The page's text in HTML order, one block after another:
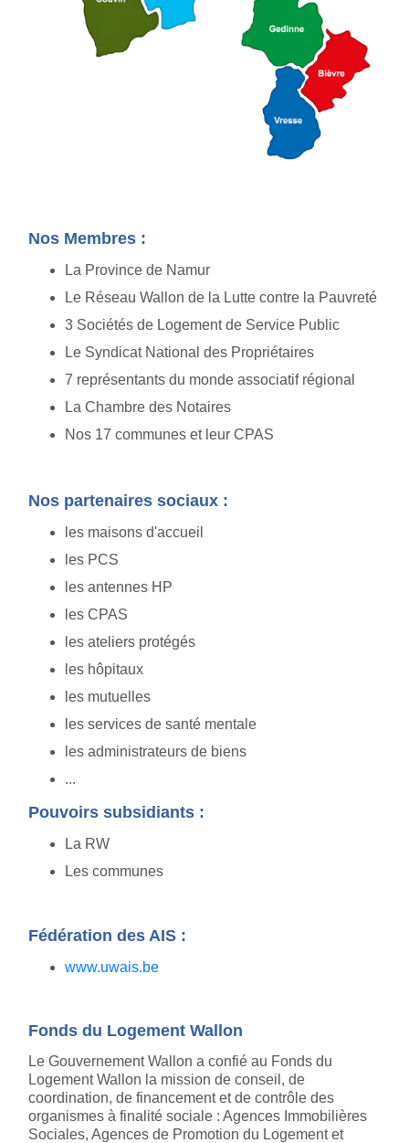
Nos Membres :
La Province de Namur
Le Réseau Wallon de la Lutte contre la Pauvreté
3 Sociétés de Logement de Service Public
Le Syndicat National des Propriétaires
7 représentants du monde associatif régional
La Chambre des Notaires
Nos 17 communes et leur CPAS
Nos partenaires sociaux :
les maisons d'accueil
les PCS
les antennes HP
les CPAS
les ateliers protégés
les hôpitaux
les mutuelles
les services de santé mentale
les administrateurs de biens
...
Pouvoirs subsidiants :
La RW
Les communes
Fédération des AIS :
www.uwais.be
Fonds du Logement Wallon
Le Gouvernement Wallon a confié au Fonds du
Logement Wallon la mission de conseil, de
coordination, de financement et de contrôle des
organismes à finalité sociale : Agences Immobilières
Sociales, Agences de Promotion du Logement et